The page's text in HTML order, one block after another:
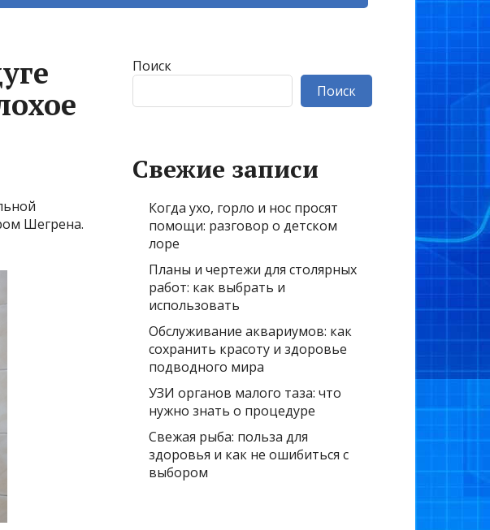
Шегрена.
Поиск
Поиск
Свежие записи
Когда ухо, горло и нос просят
помощи: разговор о детском
лоре
Планы и чертежи для столярных
работ: как выбрать и
использовать
Обслуживание аквариумов: как
сохранить красоту и здоровье
подводного мира
УЗИ органов малого таза: что
нужно знать о процедуре
Свежая рыба: польза для
здоровья и как не ошибиться с
выбором